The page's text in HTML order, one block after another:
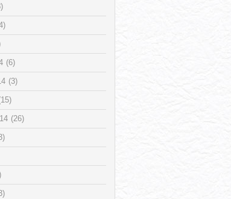
(6)
(3)
(26)